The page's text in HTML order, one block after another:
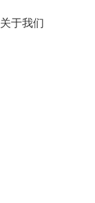
关于我们